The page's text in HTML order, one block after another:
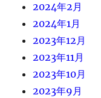
2024年2月
2024年1月
2023年12月
2023年11月
2023年10月
2023年9月